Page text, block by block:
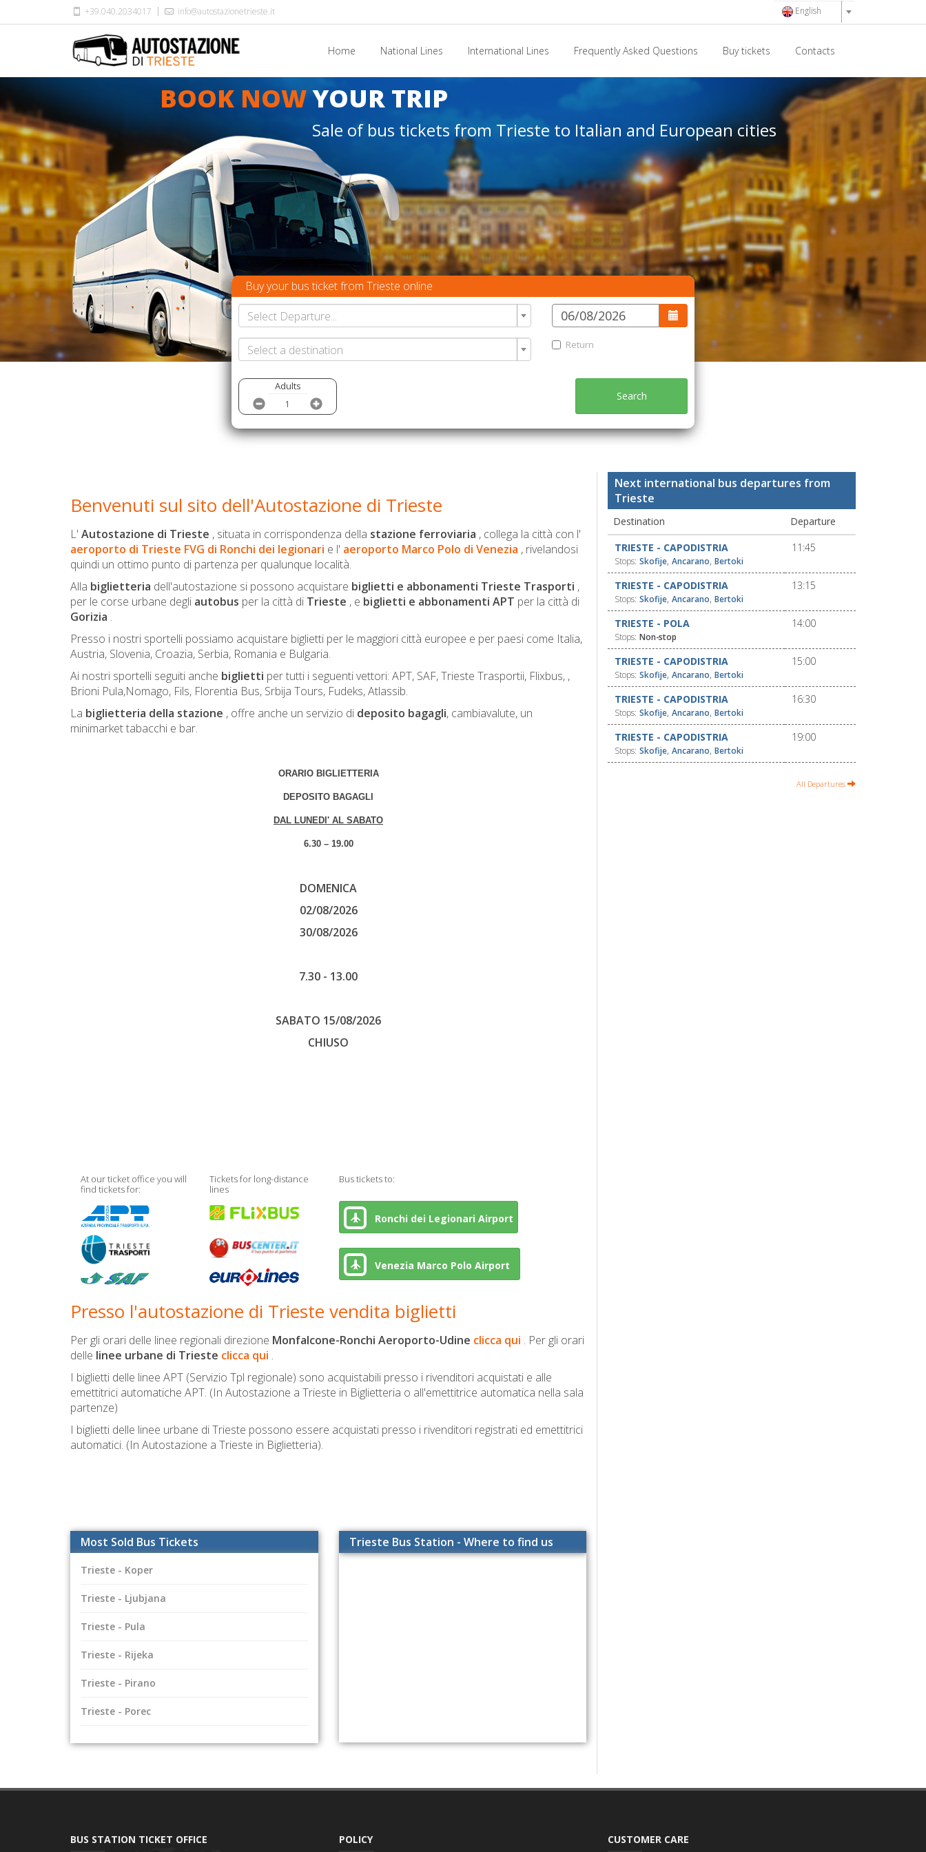
+39.040.2034017 info@autostazionetrieste.it English
Home National Lines International Lines Frequently Asked Questions Buy tickets Contacts
BOOK NOWYOUR TRIP
Sale of bus tickets from Trieste to Italian and European cities
Buy your bus ticket from Trieste online
Select Departure...
Select a destination Return
Adults
Search
Benvenuti sul sito dell'Autostazione di Trieste
L' Autostazione di Trieste , situata in corrispondenza della stazione ferroviaria , collega la città con l'
aeroporto di Trieste FVG di Ronchi dei legionari e l' aeroporto Marco Polo di Venezia , rivelandosi
quindi un ottimo punto di partenza per qualunque località.
Alla biglietteria dell'autostazione si possono acquistare biglietti e abbonamenti Trieste Trasporti ,
per le corse urbane degli autobus per la città di Trieste , e biglietti e abbonamenti APT per la città di
Gorizia .
Presso i nostri sportelli possiamo acquistare biglietti per le maggiori città europee e per paesi come Italia,
Austria, Slovenia, Croazia, Serbia, Romania e Bulgaria.
Ai nostri sportelli seguiti anche biglietti per tutti i seguenti vettori: APT, SAF, Trieste Trasportii, Flixbus, ,
Brioni Pula,Nomago, Fils, Florentia Bus, Srbija Tours, Fudeks, Atlassib.
La biglietteria della stazione , offre anche un servizio di deposito bagagli, cambiavalute, un
minimarket tabacchi e bar.
ORARIO BIGLIETTERIA
DEPOSITO BAGAGLI
DAL LUNEDI' AL SABATO
6.30 – 19.00
DOMENICA
02/08/2026
30/08/2026
7.30 - 13.00
SABATO 15/08/2026
CHIUSO
At our ticket office you will
find tickets for:
Tickets for long-distance
lines
Bus tickets to:
Ronchi dei Legionari Airport
Venezia Marco Polo Airport
Presso l'autostazione di Trieste vendita biglietti
Per gli orari delle linee regionali direzione Monfalcone-Ronchi Aeroporto-Udine clicca qui . Per gli orari
delle linee urbane di Trieste clicca qui .
I biglietti delle linee APT (Servizio Tpl regionale) sono acquistabili presso i rivenditori acquistati e alle
emettitrici automatiche APT. (In Autostazione a Trieste in Biglietteria o all'emettitrice automatica nella sala
partenze)
I biglietti delle linee urbane di Trieste possono essere acquistati presso i rivenditori registrati ed emettitrici
automatici. (In Autostazione a Trieste in Biglietteria).
Most Sold Bus Tickets
Trieste - Koper
Trieste - Ljubjana
Trieste - Pula
Trieste - Rijeka
Trieste - Pirano
Trieste - Porec
Trieste Bus Station - Where to find us
Next international bus departures from
Trieste
Destination
Departure
TRIESTE - CAPODISTRIA
Stops: Skofije, Ancarano, Bertoki
11:45
TRIESTE - CAPODISTRIA
Stops: Skofije, Ancarano, Bertoki
13:15
TRIESTE - POLA
Stops: Non-stop
14:00
TRIESTE - CAPODISTRIA
Stops: Skofije, Ancarano, Bertoki
15:00
TRIESTE - CAPODISTRIA
Stops: Skofije, Ancarano, Bertoki
16:30
TRIESTE - CAPODISTRIA
Stops: Skofije, Ancarano, Bertoki
19:00
All Departures
BUS STATION TICKET OFFICE POLICY CUSTOMER CARE